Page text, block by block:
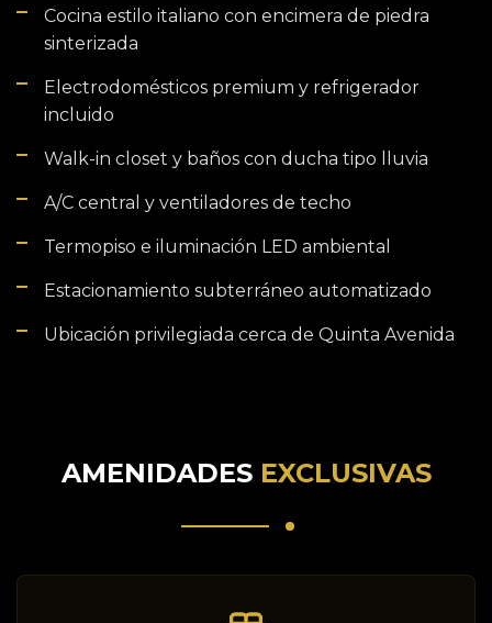
Cocina estilo italiano con encimera de piedra
sinterizada
Electrodomésticos premium y refrigerador
incluido
Walk-in closet y baños con ducha tipo lluvia
A/C central y ventiladores de techo
Termopiso e iluminación LED ambiental
Estacionamiento subterráneo automatizado
Ubicación privilegiada cerca de Quinta Avenida
AMENIDADES EXCLUSIVAS